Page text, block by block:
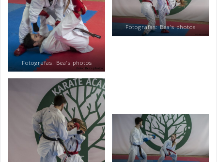
Fotografas: Bea’s photos
Fotografas: Bea’s photos